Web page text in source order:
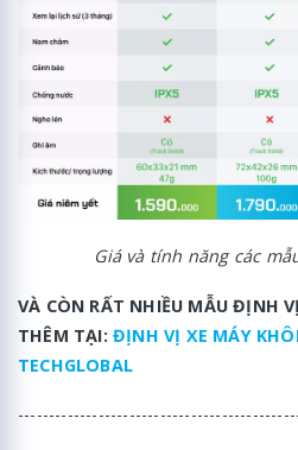
Giá và tính năng các
VÀ CÒN RẤT NHIỀU MẪU ĐỊNH
THÊM TẠI: ĐỊNH VỊ XE MÁY
TECHGLOBAL